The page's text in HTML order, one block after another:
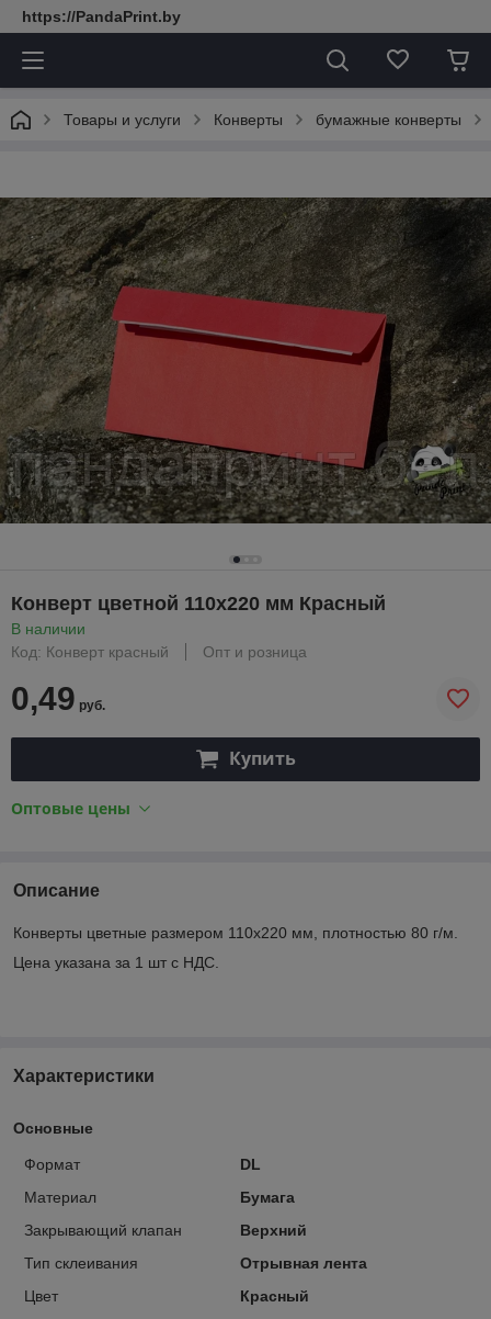
https://PandaPrint.by
Товары и услуги Конверты бумажные конверты
Конверт цветной 110х220 мм Красный
В наличии
Код: Конверт красный
Опт и розница
0,49 руб.
Купить
Оптовые цены
Описание
Конверты цветные размером 110х220 мм, плотностью 80 г/м.
Цена указана за 1 шт с НДС.
Характеристики
Основные
Формат
DL
Материал
Бумага
Закрывающий клапан
Верхний
Тип склеивания
Отрывная лента
Цвет
Красный